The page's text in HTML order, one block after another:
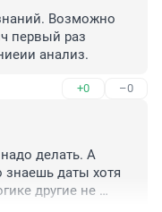
Возможно
первый раз
анализ.
+0 –0
делать. А
даты хотя
другие не